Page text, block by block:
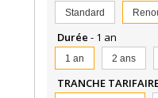
Standard
Durée- 1 an
1 an 2 ans
TRANCHE